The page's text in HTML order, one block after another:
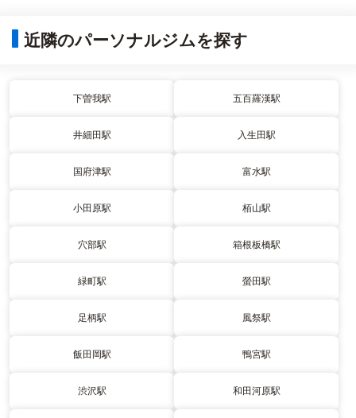
近隣のパーソナルジムを探す
下曽我駅 五百羅漢駅
井細田駅 入生田駅
国府津駅 富水駅
小田原駅 栢山駅
穴部駅 箱根板橋駅
緑町駅 螢田駅
足柄駅 風祭駅
飯田岡駅 鴨宮駅
渋沢駅 和田河原駅